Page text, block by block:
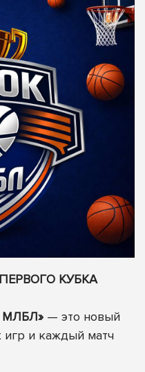
КУБКА
МЛБЛ» — это новый
игр и каждый матч